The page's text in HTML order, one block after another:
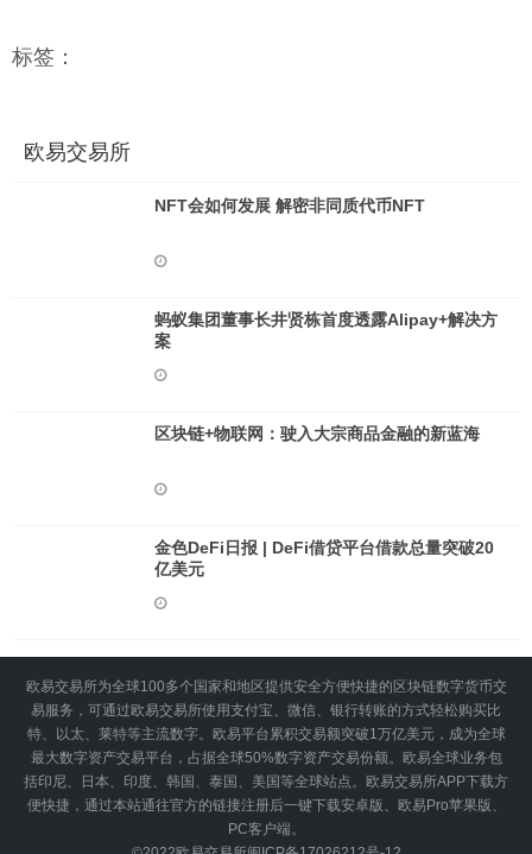
标签：
欧易交易所
NFT会如何发展 解密非同质代币NFT
蚂蚁集团董事长井贤栋首度透露Alipay+解决方
案
区块链+物联网：驶入大宗商品金融的新蓝海
金色DeFi日报 | DeFi借贷平台借款总量突破20
亿美元
欧易交易所为全球100多个国家和地区提供安全方便快捷的区块链数字货币交
易服务，可通过欧易交易所使用支付宝、微信、银行转账的方式轻松购买比
特、以太、莱特等主流数字。欧易平台累积交易额突破1万亿美元，成为全球
最大数字资产交易平台，占据全球50%数字资产交易份额。欧易全球业务包
括印尼、日本、印度、韩国、泰国、美国等全球站点。欧易交易所APP下载方
便快捷，通过本站通往官方的链接注册后一键下载安卓版、欧易Pro苹果版、
PC客户端。